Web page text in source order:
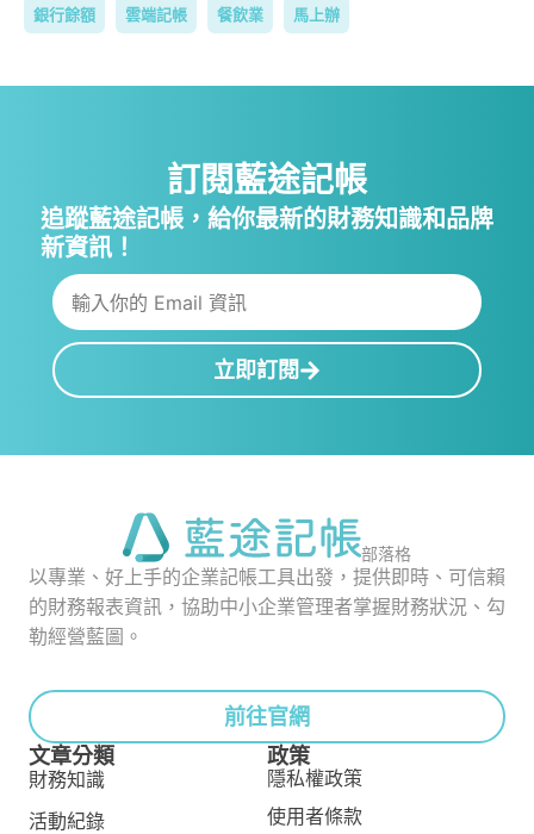
銀行餘額 雲端記帳 餐飲業 馬上辦
訂閱藍途記帳
追蹤藍途記帳，給你最新的財務知識和品牌
新資訊！
立即訂閱
部落格
以專業、好上手的企業記帳工具出發，提供即時、可信賴
的財務報表資訊，協助中小企業管理者掌握財務狀況、勾
勒經營藍圖。
前往官網
文章分類
財務知識
活動紀錄
政策
隱私權政策
使用者條款